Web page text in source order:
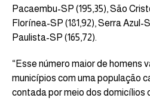
Pacaembu-SP (195,35), São
Florínea-SP (181,92), Serra Azul-
Paulista-SP (165,72).
“Esse número maior de homens
municípios com uma população
contada por meio dos domicílios